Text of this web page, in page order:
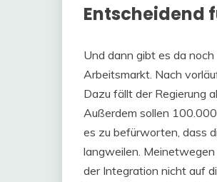
Entscheidend
Und dann gibt es da
Arbeitsmarkt. Nach
Dazu fällt der Regierung
Außerdem sollen
es zu befürworten, dass
langweilen.
der Integration nicht auf